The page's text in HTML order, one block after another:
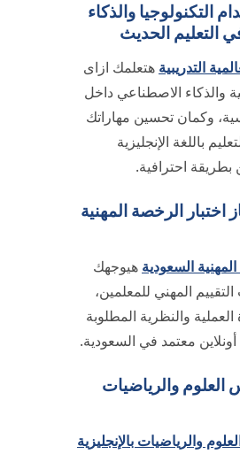
التكنولوجيا والذكاء
التعليم الحديث
التدريبية هتعلمك ازاى
والذكاء الاصطناعي داخل
وكمان تحسين مهاراتك
باللغة الإنجليزية
بطريقة احترافية.
اختبار الرخصة المهنية
السعودية هيوجهك
المهني للمعلمين،
والنظرية المطلوبة
معتمد في السعودية.
العلوم والرياضيات
والرياضيات بالإنجليزية